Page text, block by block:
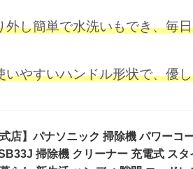
外し簡単で水洗いもでき、毎
いやすいハンドル形状で、優
式店】パナソニック 掃除機 パワー
掃除機 クリーナー 充電式 ス